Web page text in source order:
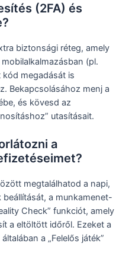
(2FA) és
biztonsági réteg, amely
(pl.
megadását is
Bekapcsolásához menj a
és kövesd az
utasításait.
a
megtalálhatod a napi,
a munkamenet-
Check” funkciót, amely
a eltöltött időről. Ezeket a
a „Felelős játék”